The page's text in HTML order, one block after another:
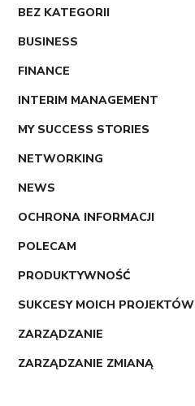
BEZ KATEGORII
BUSINESS
FINANCE
INTERIM MANAGEMENT
MY SUCCESS STORIES
NETWORKING
NEWS
OCHRONA INFORMACJI
POLECAM
PRODUKTYWNOŚĆ
SUKCESY MOICH PROJEKTÓW
ZARZĄDZANIE
ZARZĄDZANIE ZMIANĄ